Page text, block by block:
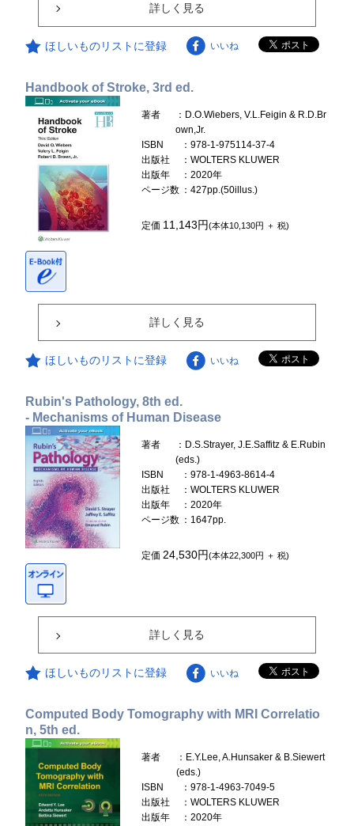
詳しく見る
ほしいものリストに登録 いいね
Handbook of Stroke, 3rd ed.
著者
：D.O.Wiebers, V.L.Feigin & R.D.Br
own,Jr.
ISBN
：978-1-975114-37-4
出版社
：WOLTERS KLUWER
出版年
：2020年
ページ数 ：427pp.(50illus.)
定価 11,143円(本体10,130円 ＋ 税)
詳しく見る
ほしいものリストに登録 いいね
Rubin's Pathology, 8th ed.
- Mechanisms of Human Disease
著者
：D.S.Strayer, J.E.Saffitz & E.Rubin
(eds.)
ISBN
：978-1-4963-8614-4
出版社
：WOLTERS KLUWER
出版年
：2020年
ページ数 ：1647pp.
定価24,530円(本体22,300円 ＋ 税)
詳しく見る
ほしいものリストに登録 いいね
Computed Body Tomography with MRI Correlatio
n, 5th ed.
著者
：E.Y.Lee, A.Hunsaker & B.Siewert
(eds.)
ISBN
：978-1-4963-7049-5
出版社
：WOLTERS KLUWER
出版年
：2020年